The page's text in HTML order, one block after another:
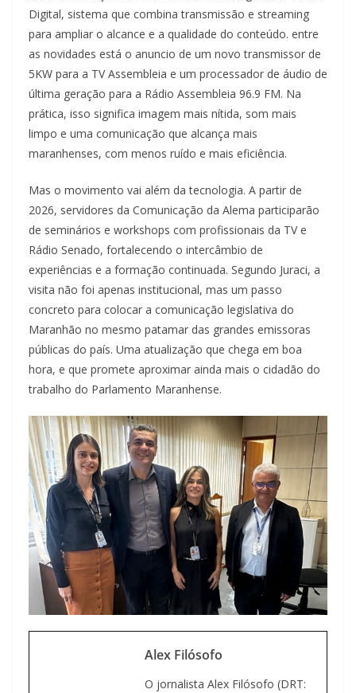
Digital, sistema que combina transmissão e streaming
para ampliar o alcance e a qualidade do conteúdo. entre
as novidades está o anuncio de um novo transmissor de
5KW para a TV Assembleia e um processador de áudio de
última geração para a Rádio Assembleia 96.9 FM. Na
prática, isso significa imagem mais nítida, som mais
limpo e uma comunicação que alcança mais
maranhenses, com menos ruído e mais eficiência.
Mas o movimento vai além da tecnologia. A partir de
2026, servidores da Comunicação da Alema participarão
de seminários e workshops com profissionais da TV e
Rádio Senado, fortalecendo o intercâmbio de
experiências e a formação continuada. Segundo Juraci, a
visita não foi apenas institucional, mas um passo
concreto para colocar a comunicação legislativa do
Maranhão no mesmo patamar das grandes emissoras
públicas do país. Uma atualização que chega em boa
hora, e que promete aproximar ainda mais o cidadão do
trabalho do Parlamento Maranhense.
Alex Filósofo
O jornalista Alex Filósofo (DRT: